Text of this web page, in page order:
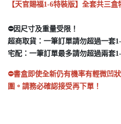
【天官賜福1-6特裝版】全套共三
⛔因尺寸及重量受限！
超商取貨：一筆訂單請勿超過一套
宅配：一筆訂單最多請勿超過兩套
⛔書盒即使全新仍有機率有輕微凹
圍。請務必確認接受再下單！